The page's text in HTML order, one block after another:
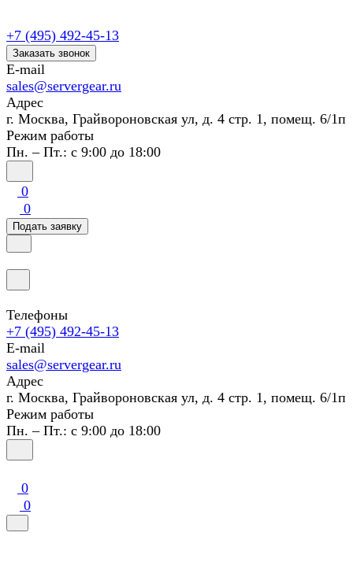
+7 (495) 492-45-13
Заказать звонок
E-mail
sales@servergear.ru
Адрес
г. Москва, Грайвороновская ул, д. 4 стр. 1, помещ. 6/1п
Режим работы
Пн. – Пт.: с 9:00 до 18:00
0
0
Подать заявку
Телефоны
+7 (495) 492-45-13
E-mail
sales@servergear.ru
Адрес
г. Москва, Грайвороновская ул, д. 4 стр. 1, помещ. 6/1п
Режим работы
Пн. – Пт.: с 9:00 до 18:00
0
0